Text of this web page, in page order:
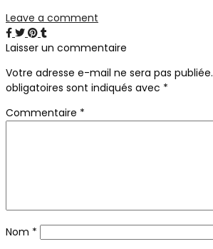
Leave a comment
Laisser un commentaire
Votre adresse e-mail ne sera pas publiée.
obligatoires sont indiqués avec *
Commentaire *
Nom *